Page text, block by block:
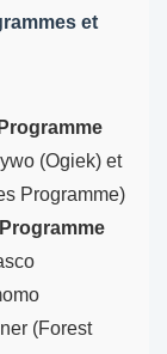
et
(Ogiek) et
Programme)
(Forest